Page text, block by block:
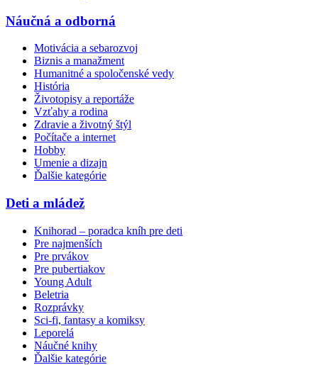
Náučná a odborná
Motivácia a sebarozvoj
Biznis a manažment
Humanitné a spoločenské vedy
História
Životopisy a reportáže
Vzťahy a rodina
Zdravie a životný štýl
Počítače a internet
Hobby
Umenie a dizajn
Ďalšie kategórie
Deti a mládež
Knihorad – poradca kníh pre deti
Pre najmenších
Pre prvákov
Pre pubertiakov
Young Adult
Beletria
Rozprávky
Sci-fi, fantasy a komiksy
Leporelá
Náučné knihy
Ďalšie kategórie